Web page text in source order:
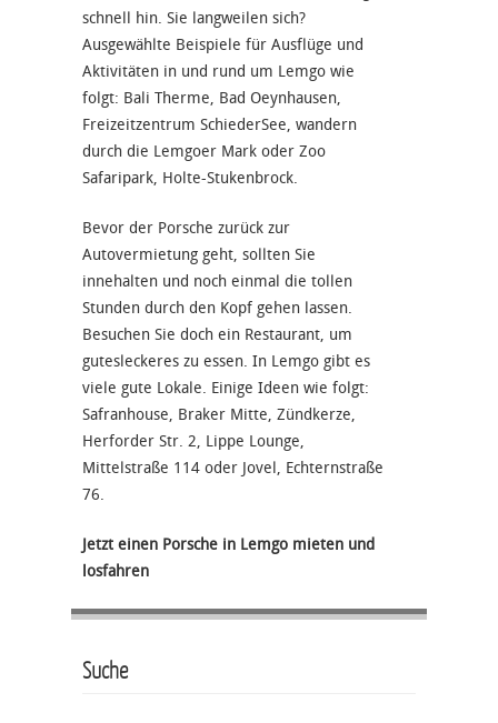
schnell hin. Sie langweilen sich?
Ausgewählte Beispiele für Ausflüge und
Aktivitäten in und rund um Lemgo wie
folgt: Bali Therme, Bad Oeynhausen,
Freizeitzentrum SchiederSee, wandern
durch die Lemgoer Mark oder Zoo
Safaripark, Holte-Stukenbrock.
Bevor der Porsche zurück zur
Autovermietung geht, sollten Sie
innehalten und noch einmal die tollen
Stunden durch den Kopf gehen lassen.
Besuchen Sie doch ein Restaurant, um
gutesleckeres zu essen. In Lemgo gibt es
viele gute Lokale. Einige Ideen wie folgt:
Safranhouse, Braker Mitte, Zündkerze,
Herforder Str. 2, Lippe Lounge,
Mittelstraße 114 oder Jovel, Echternstraße
76.
Jetzt einen Porsche in Lemgo mieten und
losfahren
Suche